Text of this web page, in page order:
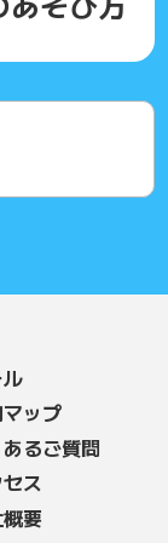
ップ
るご質問
ス
要